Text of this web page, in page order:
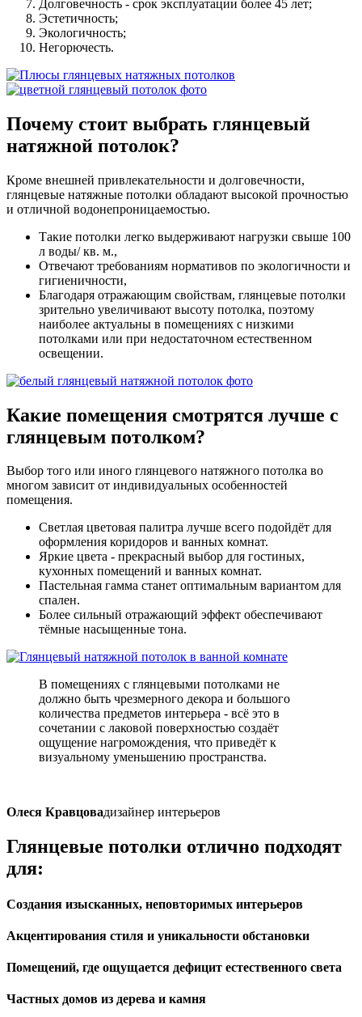
Долговечность - срок эксплуатации более 45 лет;
Эстетичность;
Экологичность;
Негорючесть.
Почему стоит выбрать глянцевый
натяжной потолок?
Кроме внешней привлекательности и долговечности,
глянцевые натяжные потолки обладают высокой прочностью
и отличной водонепроницаемостью.
Такие потолки легко выдерживают нагрузки свыше 100
л воды/ кв. м.,
Отвечают требованиям нормативов по экологичности и
гигиеничности,
Благодаря отражающим свойствам, глянцевые потолки
зрительно увеличивают высоту потолка, поэтому
наиболее актуальны в помещениях с низкими
потолками или при недостаточном естественном
освещении.
Какие помещения смотрятся лучше с
глянцевым потолком?
Выбор того или иного глянцевого натяжного потолка во
многом зависит от индивидуальных особенностей
помещения.
Светлая цветовая палитра лучше всего подойдёт для
оформления коридоров и ванных комнат.
Яркие цвета - прекрасный выбор для гостиных,
кухонных помещений и ванных комнат.
Пастельная гамма станет оптимальным вариантом для
спален.
Более сильный отражающий эффект обеспечивают
тёмные насыщенные тона.
В помещениях с глянцевыми потолками не
должно быть чрезмерного декора и большого
количества предметов интерьера - всё это в
сочетании с лаковой поверхностью создаёт
ощущение нагромождения, что приведёт к
визуальному уменьшению пространства.
Олеся Кравцовадизайнер интерьеров
Глянцевые потолки отлично подходят
для:
Создания изысканных, неповторимых интерьеров
Акцентирования стиля и уникальности обстановки
Помещений, где ощущается дефицит естественного света
Частных домов из дерева и камня